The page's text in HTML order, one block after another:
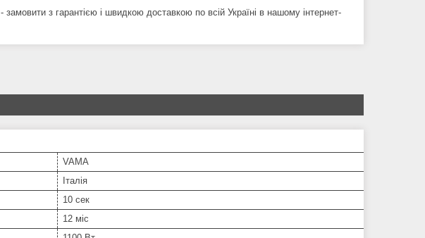
- замовити з гарантією і швидкою доставкою по всій Україні в нашому інтернет-
VAMA
Італія
10 сек
12 міс